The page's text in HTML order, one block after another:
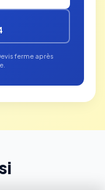
ferme après